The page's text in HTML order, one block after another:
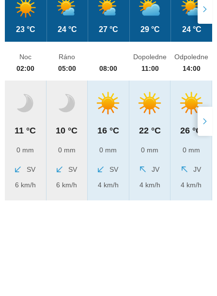
23 °C 24 °C 27 °C 29 °C 24 °C
Noc
02:00
11 °C
0 mm
SV
6 km/h
Ráno
05:00
10 °C
0 mm
SV
6 km/h
08:00
16 °C
0 mm
SV
4 km/h
Dopoledne
11:00
22 °C
0 mm
JV
4 km/h
Odpoledne
14:00
26 °C
0 mm
JV
4 km/h